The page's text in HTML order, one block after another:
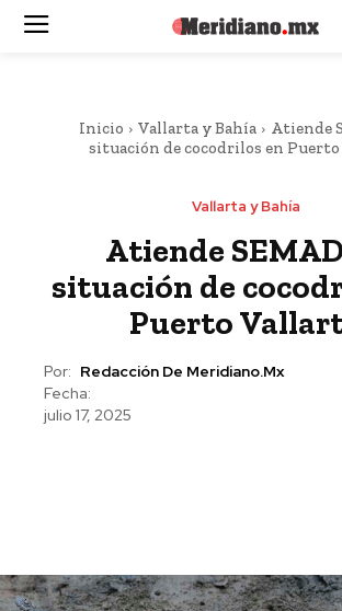
Inicio Vallarta y Bahía
Atiende
situación de cocodrilos en
Vallarta y Bahía
Atiende
situación de
Puerto
Por: Redacción De Meridiano.mx
Fecha:
julio 17, 2025